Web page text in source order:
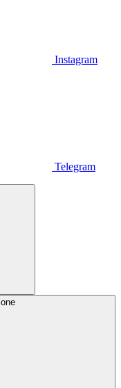
Instagram
Telegram